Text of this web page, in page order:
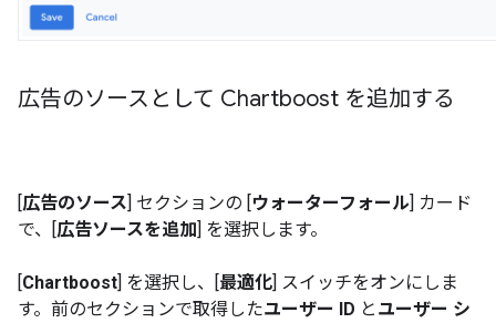
広告のソースとして Chartboost を追加する
[広告のソース] セクションの [ウォーターフォール] カード
で、[広告ソースを追加] を選択します。
[Chartboost] を選択し、[最適化] スイッチをオンにしま
す。前のセクションで取得したユーザー ID と ユーザー シ